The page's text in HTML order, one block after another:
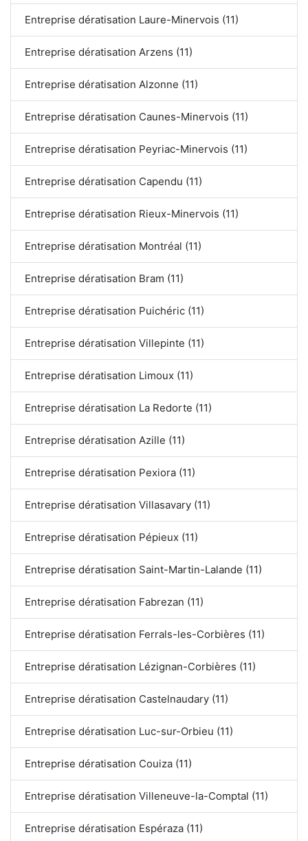
Entreprise dératisation Laure-Minervois (11)
Entreprise dératisation Arzens (11)
Entreprise dératisation Alzonne (11)
Entreprise dératisation Caunes-Minervois (11)
Entreprise dératisation Peyriac-Minervois (11)
Entreprise dératisation Capendu (11)
Entreprise dératisation Rieux-Minervois (11)
Entreprise dératisation Montréal (11)
Entreprise dératisation Bram (11)
Entreprise dératisation Puichéric (11)
Entreprise dératisation Villepinte (11)
Entreprise dératisation Limoux (11)
Entreprise dératisation La Redorte (11)
Entreprise dératisation Azille (11)
Entreprise dératisation Pexiora (11)
Entreprise dératisation Villasavary (11)
Entreprise dératisation Pépieux (11)
Entreprise dératisation Saint-Martin-Lalande (11)
Entreprise dératisation Fabrezan (11)
Entreprise dératisation Ferrals-les-Corbières (11)
Entreprise dératisation Lézignan-Corbières (11)
Entreprise dératisation Castelnaudary (11)
Entreprise dératisation Luc-sur-Orbieu (11)
Entreprise dératisation Couiza (11)
Entreprise dératisation Villeneuve-la-Comptal (11)
Entreprise dératisation Espéraza (11)